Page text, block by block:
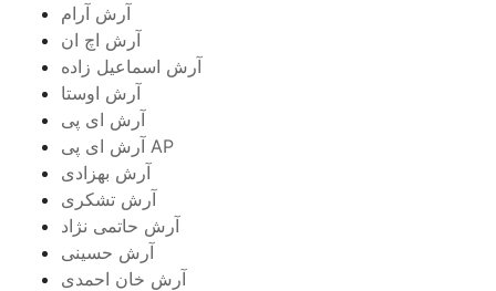
آرش آرام
آرش اچ ان
آرش اسماعیل زاده
آرش اوستا
آرش ای پی
آرش ای پی AP
آرش بهزادی
آرش تشکری
آرش حاتمی نژاد
آرش حسینی
آرش خان احمدی